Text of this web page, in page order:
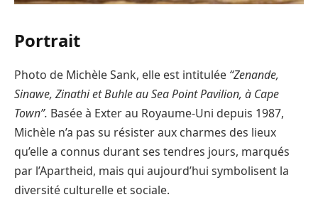
Portrait
Photo de Michèle Sank, elle est intitulée “Zenande,
Sinawe, Zinathi et Buhle au Sea Point Pavilion, à Cape
Town”. Basée à Exter au Royaume-Uni depuis 1987,
Michèle n’a pas su résister aux charmes des lieux
qu’elle a connus durant ses tendres jours, marqués
par l’Apartheid, mais qui aujourd’hui symbolisent la
diversité culturelle et sociale.